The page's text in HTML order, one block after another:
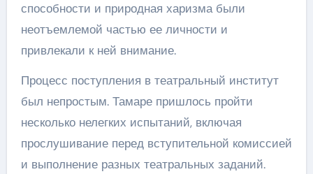
способности и природная харизма были
неотъемлемой частью ее личности и
привлекали к ней внимание.
Процесс поступления в театральный институт
был непростым. Тамаре пришлось пройти
несколько нелегких испытаний, включая
прослушивание перед вступительной комиссией
и выполнение разных театральных заданий.